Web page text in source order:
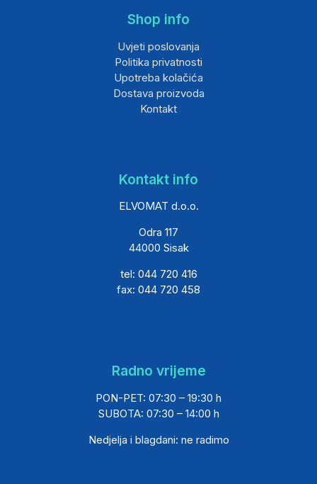
Shop info
Uvjeti poslovanja
Politika privatnosti
Upotreba kolačića
Dostava proizvoda
Kontakt
Kontakt info
ELVOMAT d.o.o.
Odra 117
44000 Sisak
tel: 044 720 416
fax: 044 720 458
Radno vrijeme
PON-PET: 07:30 – 19:30 h
SUBOTA: 07:30 – 14:00 h
Nedjelja i blagdani: ne radimo